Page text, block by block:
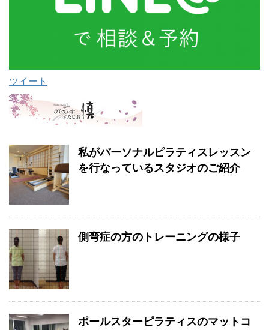
ツイート
私がパーソナルピラティスレッスン
を行なっているスタジオのご紹介
側弯症の方のトレーニングの様子
ポールスターピラティスのマットコ